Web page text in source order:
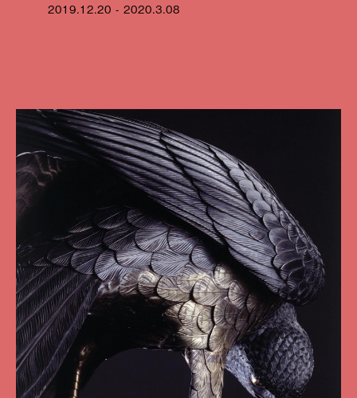
2019.12.20 - 2020.3.08